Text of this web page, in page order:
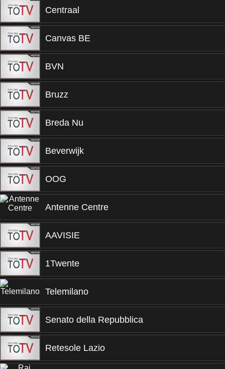
Centraal
Canvas BE
BVN
Bruzz
Breda Nu
Beverwijk
OOG
Antenne Centre
AAVISIE
1Twente
Telemilano
Senato della Repubblica
Retesole Lazio